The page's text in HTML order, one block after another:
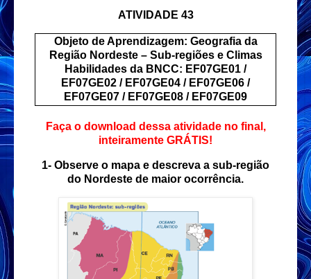
ATIVIDADE 43
Objeto de Aprendizagem: Geografia da
Região Nordeste – Sub-regiões e Climas
Habilidades da BNCC: EF07GE01 /
EF07GE02 / EF07GE04 / EF07GE06 /
EF07GE07 / EF07GE08 / EF07GE09
Faça o download dessa atividade no final,
inteiramente GRÁTIS!
1- Observe o mapa e descreva a sub-região
do Nordeste de maior ocorrência.